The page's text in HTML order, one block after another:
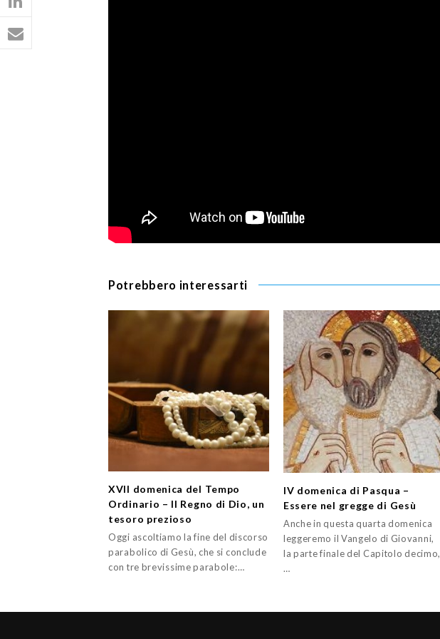
Potrebbero interessarti
XVII domenica del Tempo
Ordinario – Il Regno di Dio, un
tesoro prezioso
Oggi ascoltiamo la fine del discorso
parabolico di Gesù, che si conclude
con tre brevissime parabole:…
IV domenica di Pasqua –
Essere nel gregge di Gesù
Anche in questa quarta domenica
leggeremo il Vangelo di Giovanni,
la parte finale del Capitolo decimo,
…